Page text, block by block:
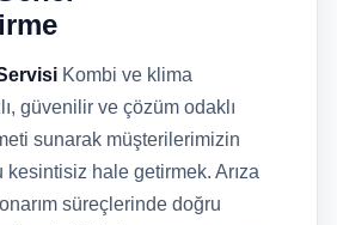
Kombi ve klima
güvenilir ve çözüm odaklı
sunarak müşterilerimizin
hale getirmek. Arıza
süreçlerinde doğru